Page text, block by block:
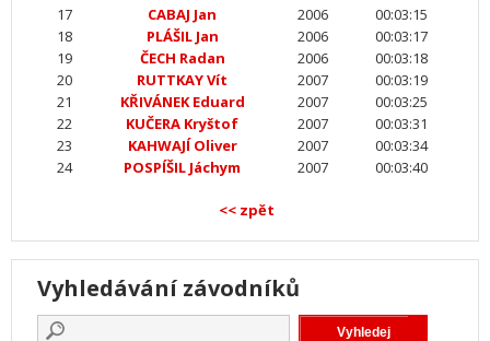
17
CABAJ Jan 2006
00:03:15
18
PLÁŠIL Jan 2006
00:03:17
19
ČECH Radan 2006
00:03:18
20
RUTTKAY Vít 2007
00:03:19
21
KŘIVÁNEK Eduard 2007
00:03:25
22
KUČERA Kryštof 2007
00:03:31
23
KAHWAJÍ Oliver 2007
00:03:34
24
POSPÍŠIL Jáchym 2007 00:03:40
<< zpět
Vyhledávání závodníků